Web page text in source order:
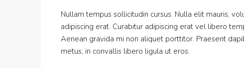
Nullam tempus sollicitudin cursus. Nulla elit mauris,
adipiscing erat. Curabitur adipiscing erat vel libero
Aenean gravida mi non aliquet porttitor. Praesent
metus, in convallis libero ligula ut eros.